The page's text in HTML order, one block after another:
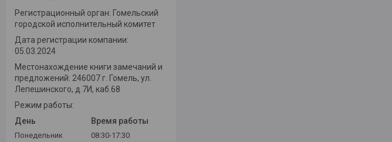
Регистрационный орган: Гомельский
городской исполнительный комитет
Дата регистрации компании:
05.03.2024
Местонахождение книги замечаний и
предложений: 246007 г. Гомель, ул.
Лепешинского, д.7И, каб.68
Режим работы:
День
Время работы
Понедельник 08:30-17:30